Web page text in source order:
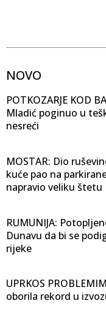
NOVO
POTKOZARJE KOD
Mladić poginuo u
nesreći
MOSTAR: Dio
kuće pao na
napravio veliku štetu
RUMUNIJA:
Dunavu da bi se
rijeke
UPRKOS
oborila rekord u